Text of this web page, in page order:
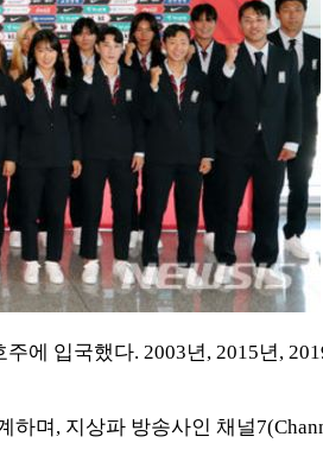
에 입국했다. 2003년, 2015년,
며, 지상파 방송사인 채널